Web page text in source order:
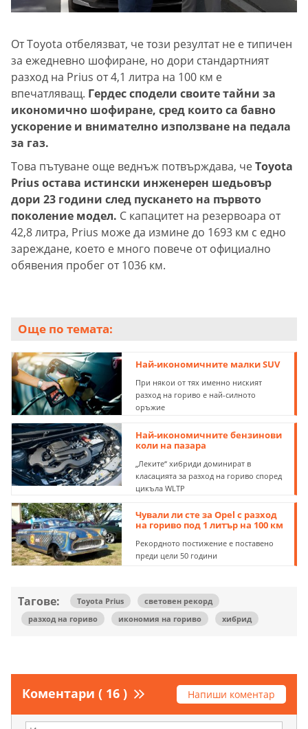
От Toyota отбелязват, че този резултат не е типичен
за ежедневно шофиране, но дори стандартният
разход на Prius от 4,1 литра на 100 км е
впечатляващ. Гердес сподели своите тайни за
икономично шофиране, сред които са бавно
ускорение и внимателно използване на педала
за газ.
Това пътуване още веднъж потвърждава, чеToyota
Prius остава истински инженерен шедьовър
дори 23 години след пускането на първото
поколение модел. С капацитет на резервоара от
42,8 литра, Prius може да измине до 1693 км с едно
зареждане, което е много повече от официално
обявения пробег от 1036 км.
Още по темата:
Най-икономичните малки SUV
При някои от тях именно ниският
разход на гориво е най-силното
оръжие
Най-икономичните бензинови
коли на пазара
„Леките“ хибриди доминират в
класацията за разход на гориво според
цикъла WLTP
Чували ли сте за Opel с разход
на гориво под 1 литър на 100 км
Рекордното постижение е поставено
преди цели 50 години
Тагове: Toyota Prius
световен рекорд
разход на гориво
икономия на гориво хибрид
Коментари ( 16 ) Напиши коментар